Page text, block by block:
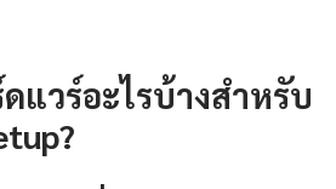
แวร์อะไรบ้างสำหรับ